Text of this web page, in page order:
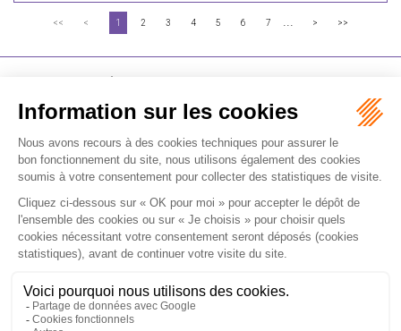
<< < 1 2 3 4 5 6 7 ... > >>
16-18 Rue du 4 Septembre - 75002 Paris
Contactez-nous
RECEVOIR LA NEWSLETTER
Je m'inscris